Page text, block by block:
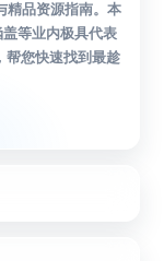
精品资源指南。本
等业内极具代表
帮您快速找到最趁